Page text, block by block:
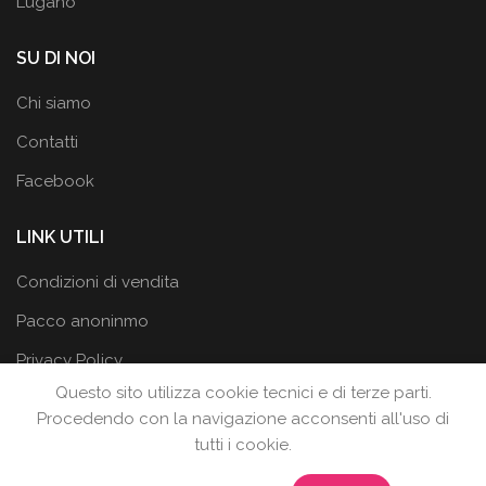
SU DI NOI
Chi siamo
Contatti
Facebook
LINK UTILI
Condizioni di vendita
Pacco anoninmo
Privacy Policy
LA BOTTEGA DEI DESIDERI
Questo sito utilizza cookie tecnici e di terze parti.
Procedendo con la navigazione acconsenti all'uso di
tutti i cookie.